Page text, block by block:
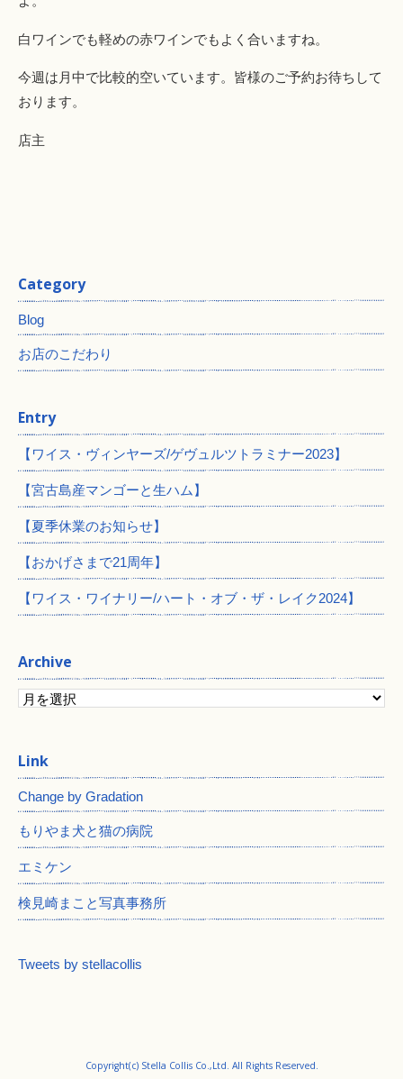
白ワインでも軽めの赤ワインでもよく合いますね。
今週は月中で比較的空いています。皆様のご予約お待ちして
おります。
店主
Category
Blog
お店のこだわり
Entry
【ワイス・ヴィンヤーズ/ゲヴュルツトラミナー2023】
【宮古島産マンゴーと生ハム】
【夏季休業のお知らせ】
【おかげさまで21周年】
【ワイス・ワイナリー/ハート・オブ・ザ・レイク2024】
Archive
Change by Gradation
もりやま犬と猫の病院
エミケン
検見崎まこと写真事務所
Tweets by stellacollis
Copyright(c) Stella Collis Co.,Ltd. All Rights Reserved.